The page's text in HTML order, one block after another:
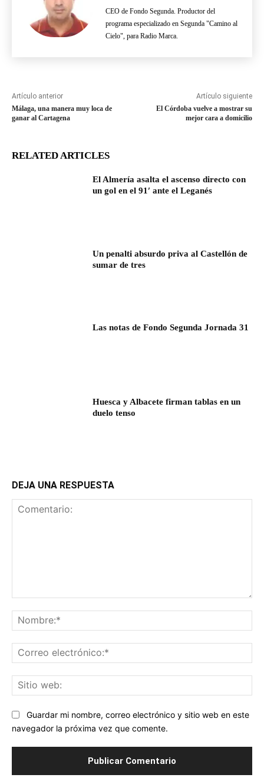
CEO de Fondo Segunda. Productor del
programa especializado en Segunda "Camino al
Cielo", para Radio Marca.
Artículo anterior
Málaga, una manera muy loca de
ganar al Cartagena
Artículo siguiente
El Córdoba vuelve a mostrar su
mejor cara a domicilio
RELATED ARTICLES
El Almería asalta el ascenso directo con
un gol en el 91′ ante el Leganés
Un penalti absurdo priva al Castellón de
sumar de tres
Las notas de Fondo Segunda Jornada 31
Huesca y Albacete firman tablas en un
duelo tenso
DEJA UNA RESPUESTA
Guardar mi nombre, correo electrónico y sitio web en este
navegador la próxima vez que comente.